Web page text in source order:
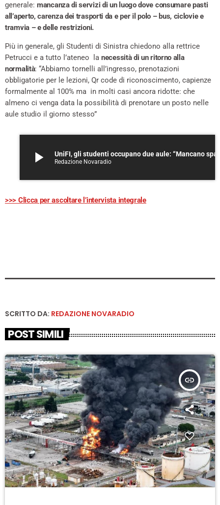
generale: mancanza di servizi di un luogo dove consumare pasti
all’aperto, carenza dei trasporti da e per il polo – bus, ciclovie e
tramvia – e delle restrizioni.
Più in generale, gli Studenti di Sinistra chiedono alla rettrice
Petrucci e a tutto l’ateneo la necessità di un ritorno alla
normalità: “Abbiamo tornelli all’ingresso, prenotazioni
obbligatorie per le lezioni, Qr code di riconoscimento, capienze
formalmente al 100% ma in molti casi ancora ridotte: che
almeno ci venga data la possibilità di prenotare un posto nelle
aule studio il giorno stesso”
play_arrow Redazione Novaradio
>>> Clicca per ascoltare l’intervista integrale
SCRITTO DA: REDAZIONE NOVARADIO
POST SIMILI
insert_link